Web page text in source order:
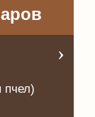
пчел)